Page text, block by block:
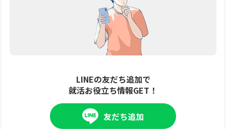
LINEの友だち追加で
就活お役立ち情報GET！
友だち追加